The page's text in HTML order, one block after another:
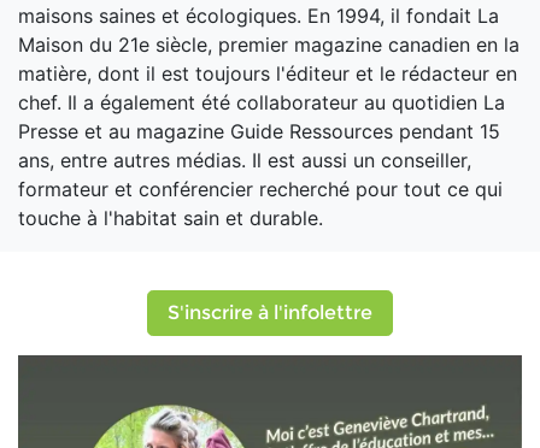
maisons saines et écologiques. En 1994, il fondait La
Maison du 21e siècle, premier magazine canadien en la
matière, dont il est toujours l'éditeur et le rédacteur en
chef. Il a également été collaborateur au quotidien La
Presse et au magazine Guide Ressources pendant 15
ans, entre autres médias. Il est aussi un conseiller,
formateur et conférencier recherché pour tout ce qui
touche à l'habitat sain et durable.
S'inscrire à l'infolettre